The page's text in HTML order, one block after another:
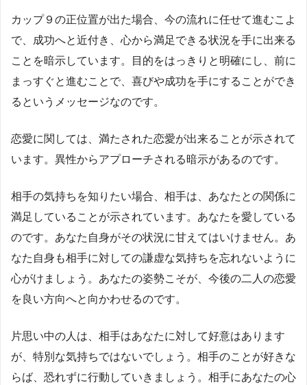
カップ９の正位置が出た場合、今の流れに任せて進むこよ
で、成功へと近付き、心から満足できる状況を手に出来る
ことを暗示しています。目的をはっきりと明確にし、前に
まっすぐと進むことで、喜びや成功を手にすることができ
るというメッセージなのです。
恋愛に関しては、満たされた恋愛が出来ることが示されて
います。異性からアプローチされる暗示があるのです。
相手の気持ちを知りたい場合、相手は、あなたとの関係に
満足していることが示されています。あなたを愛している
のです。あなた自身がその状況に甘えてはいけません。あ
なた自身も相手に対しての謙虚な気持ちを忘れないように
心がけましょう。あなたの姿勢こそが、今後の二人の恋愛
を良い方向へと向かわせるのです。
片思い中の人は、相手はあなたに対して好意はあります
が、特別な気持ちではないでしょう。相手のことが好きな
らば、恐れずに行動していきましょう。相手にあなたの心